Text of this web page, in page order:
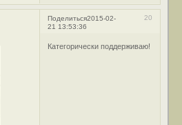
Поделиться 20
2015-02-
21 13:53:36
Категорически поддерживаю!